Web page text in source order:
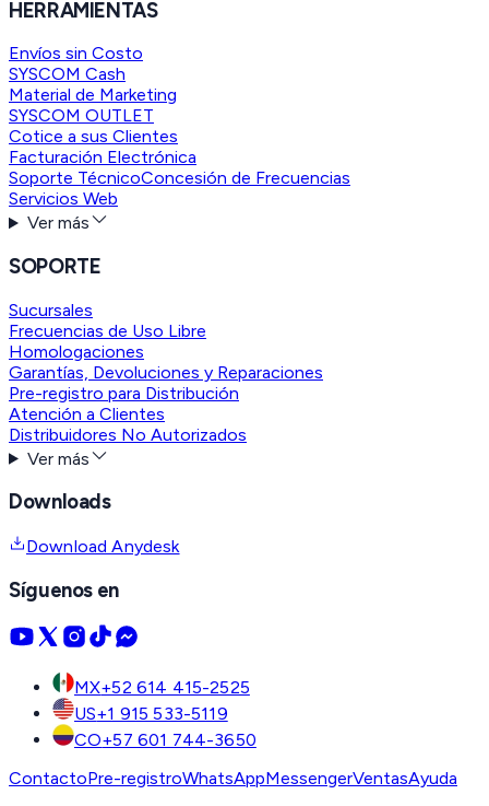
HERRAMIENTAS
Envíos sin Costo
SYSCOM Cash
Material de Marketing
SYSCOM OUTLET
Cotice a sus Clientes
Facturación Electrónica
Soporte TécnicoConcesión de Frecuencias
Servicios Web
Ver más
SOPORTE
Sucursales
Frecuencias de Uso Libre
Homologaciones
Garantías, Devoluciones y Reparaciones
Pre-registro para Distribución
Atención a Clientes
Distribuidores No Autorizados
Ver más
Downloads
Download Anydesk
Síguenos en
MX+52 614 415-2525
US+1 915 533-5119
CO+57 601 744-3650
ContactoPre-registroWhatsAppMessengerVentasAyuda